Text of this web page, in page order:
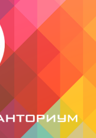
МБОУ